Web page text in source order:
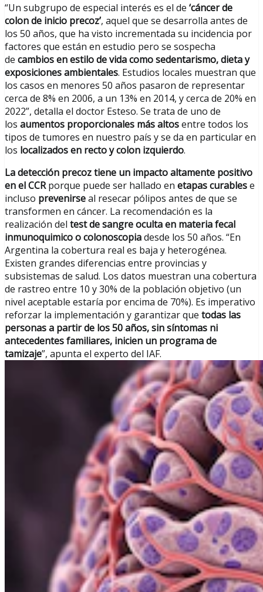
“Un subgrupo de especial interés es el de ‘cáncer de
colon de inicio precoz’, aquel que se desarrolla antes de
los 50 años, que ha visto incrementada su incidencia por
factores que están en estudio pero se sospecha
de cambios en estilo de vida como sedentarismo, dieta y
exposiciones ambientales. Estudios locales muestran que
los casos en menores 50 años pasaron de representar
cerca de 8% en 2006, a un 13% en 2014, y cerca de 20% en
2022”, detalla el doctor Esteso. Se trata de uno de
los aumentos proporcionales más altosentre todos los
tipos de tumores en nuestro país y se da en particular en
los localizados en recto y colon izquierdo.
La detección precoz tiene un impacto altamente positivo
en el CCRporque puede ser hallado en etapas curablese
incluso prevenirseal resecar pólipos antes de que se
transformen en cáncer. La recomendación es la
realización del test de sangre oculta en materia fecal
inmunoquimico o colonoscopiadesde los 50 años. “En
Argentina la cobertura real es baja y heterogénea.
Existen grandes diferencias entre provincias y
subsistemas de salud. Los datos muestran una cobertura
de rastreo entre 10 y 30% de la población objetivo (un
nivel aceptable estaría por encima de 70%). Es imperativo
reforzar la implementación y garantizar que todas las
personas a partir de los 50 años, sin síntomas ni
antecedentes familiares, inicien un programa de
tamizaje”, apunta el experto del IAF.